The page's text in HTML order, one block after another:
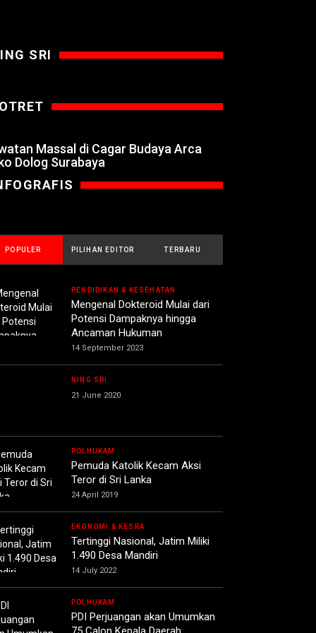
SRI
Massal di Cagar Budaya Arca
Dolog Surabaya
POPULER PILIHAN EDITOR TERBARU
PENDIDIKAN & KESEHATAN
Mengenal Dokteroid Mulai dari
Potensi Dampaknya hingga
Ancaman Hukuman
14 September 2023
NING SRI
21 June 2020
POLHUKAM
Pemuda Katolik Kecam Aksi
Teror di Sri Lanka
24 April 2019
EKONOMI & KESRA
Tertinggi Nasional, Jatim Miliki
1.490 Desa Mandiri
14 July 2022
POLHUKAM
PDI Perjuangan akan Umumkan